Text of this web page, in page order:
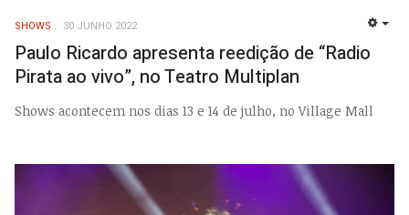
SHOWS 30 JUNHO 2022
Paulo Ricardo apresenta reedição de “Radio
Pirata ao vivo”, no Teatro Multiplan
Shows acontecem nos dias 13 e 14 de julho, no Village Mall